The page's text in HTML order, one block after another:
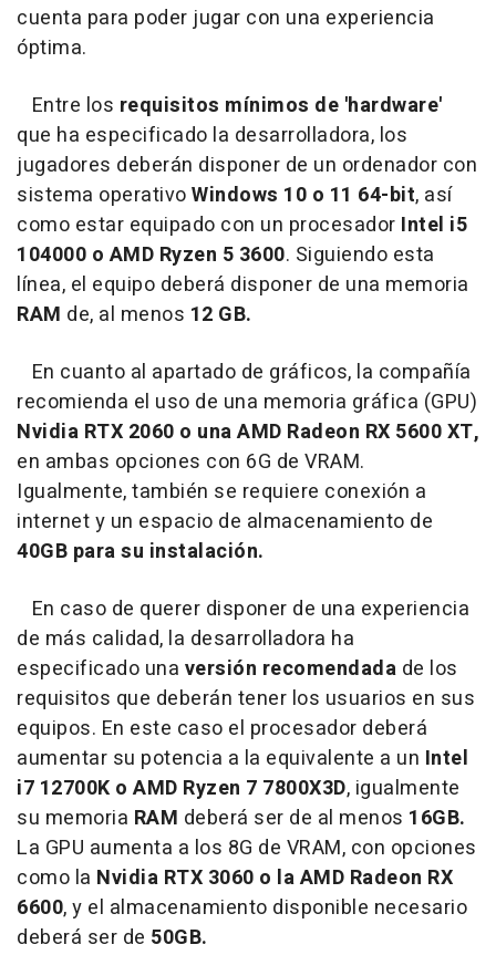
cuenta para poder jugar con una experiencia
óptima.
Entre los requisitos mínimos de 'hardware'
que ha especificado la desarrolladora, los
jugadores deberán disponer de un ordenador con
sistema operativoWindows 10 o 11 64-bit, así
como estar equipado con un procesador Intel i5
104000 o AMD Ryzen 5 3600. Siguiendo esta
línea, el equipo deberá disponer de una memoria
RAM de, al menos 12 GB.
En cuanto al apartado de gráficos, la compañía
recomienda el uso de una memoria gráfica (GPU)
Nvidia RTX 2060 o una AMD Radeon RX 5600 XT,
en ambas opciones con 6G de VRAM.
Igualmente, también se requiere conexión a
internet y un espacio de almacenamiento de
40GB para su instalación.
En caso de querer disponer de una experiencia
de más calidad, la desarrolladora ha
especificado una versión recomendada de los
requisitos que deberán tener los usuarios en sus
equipos. En este caso el procesador deberá
aumentar su potencia a la equivalente a un Intel
i7 12700K o AMD Ryzen 7 7800X3D, igualmente
su memoria RAM deberá ser de al menos 16GB.
La GPU aumenta a los 8G de VRAM, con opciones
como la Nvidia RTX 3060 o la AMD Radeon RX
6600, y el almacenamiento disponible necesario
deberá ser de 50GB.